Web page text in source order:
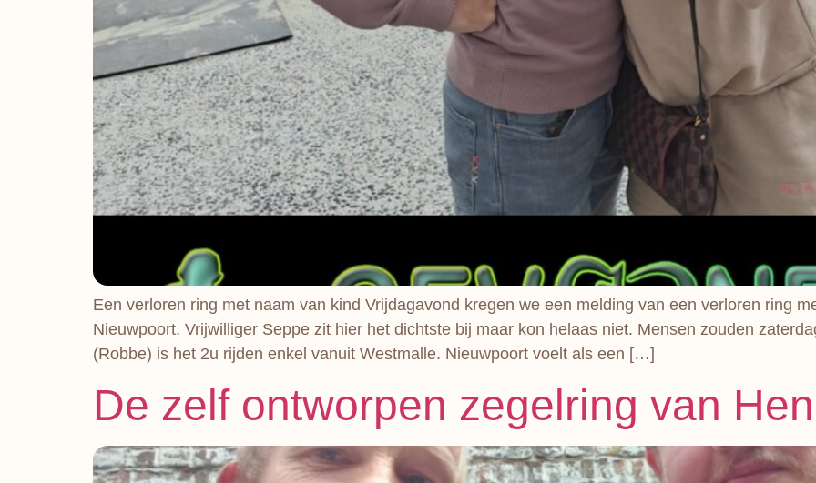
Een verloren ring met naam van kind Vrijdagavond kregen we een melding van een verloren ring
Nieuwpoort. Vrijwilliger Seppe zit hier het dichtste bij maar kon helaas niet. Mensen zouden
(Robbe) is het 2u rijden enkel vanuit Westmalle. Nieuwpoort voelt als een […]
De zelf ontworpen zegelring van